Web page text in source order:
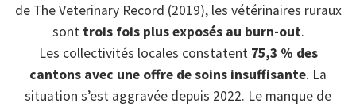
de The Veterinary Record (2019), les vétérinaires ruraux
sont trois fois plus exposés au burn-out.
Les collectivités locales constatent 75,3 % des
cantons avec une offre de soins insuffisante. La
situation s’est aggravée depuis 2022. Le manque de